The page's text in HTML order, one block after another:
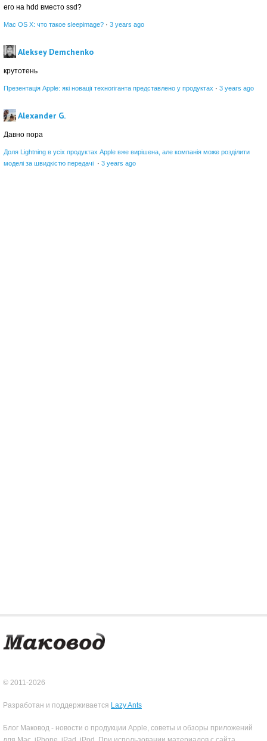
его на hdd вместо ssd?
Mac OS X: что такое sleepimage? · 3 years ago
Aleksey Demchenko
крутотень
Презентація Apple: які новації техногіганта представлено у продуктах · 3 years ago
Alexander G.
Давно пора
Доля Lightning в усіх продуктах Apple вже вирішена, але компанія може розділити
моделі за швидкістю передачі · 3 years ago
© 2011-2026
Разработан и поддерживается Lazy Ants
Блог Маковод - новости о продукции Apple, советы и обзоры приложений